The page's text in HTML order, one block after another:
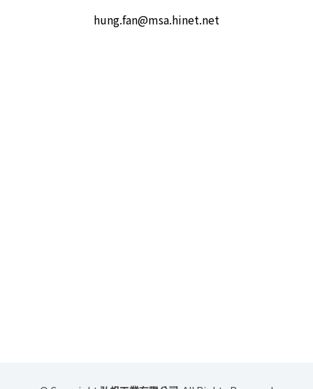
hung.fan@msa.hinet.net